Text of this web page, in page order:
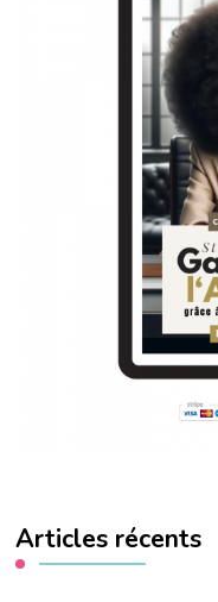
Articles récents